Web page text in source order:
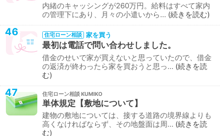
内緒のキャッシングが260万円。給料はすべて家内
の管理下にあり、月々の小遣いから… 続きを読む
46 住宅ローン相談 家を買う
最初は電話で問い合わせしました。
借金のせいで家が買えないと思っていたので、借金
の返済が終わったら家を買おうと思っ… 続きを読
む
47 住宅ローン相談
単体規定【敷地について】
建物の敷地については、接する道路の境界線よりも
高くなければならず、その地盤面は周… 続きを読
む